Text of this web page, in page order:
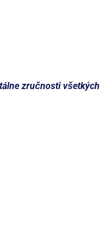
zručnosti všetkých